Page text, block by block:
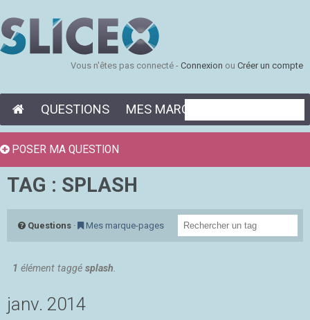
Vous n'êtes pas connecté - Connexion ou Créer un compte
QUESTIONS MES MARQUE-PAGES
TAG : SPLASH
Questions · Mes marque-pages
1 élément taggé splash
janv. 2014
POSER MA QUESTION